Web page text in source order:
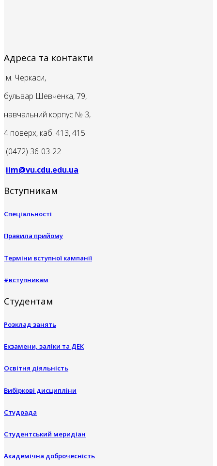
Адреса та контакти
м. Черкаси,
бульвар Шевченка, 79,
навчальний корпус № 3,
4 поверх, каб. 413, 415
(0472) 36-03-22
iim@vu.cdu.edu.ua
Вступникам
Спеціальності
Правила прийому
Терміни вступної кампанії
#вступникам
Студентам
Розклад занять
Екзамени, заліки та ДЕК
Освітня діяльність
Вибіркові дисципліни
Студрада
Студентський меридіан
Академічна доброчесність